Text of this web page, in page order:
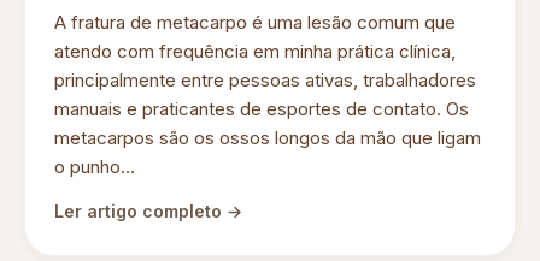
A fratura de metacarpo é uma lesão comum que
atendo com frequência em minha prática clínica,
principalmente entre pessoas ativas, trabalhadores
manuais e praticantes de esportes de contato. Os
metacarpos são os ossos longos da mão que ligam
o punho...
Ler artigo completo →